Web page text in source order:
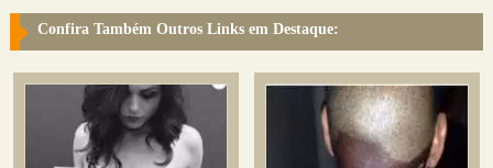
Confira Também Outros Links em Destaque: